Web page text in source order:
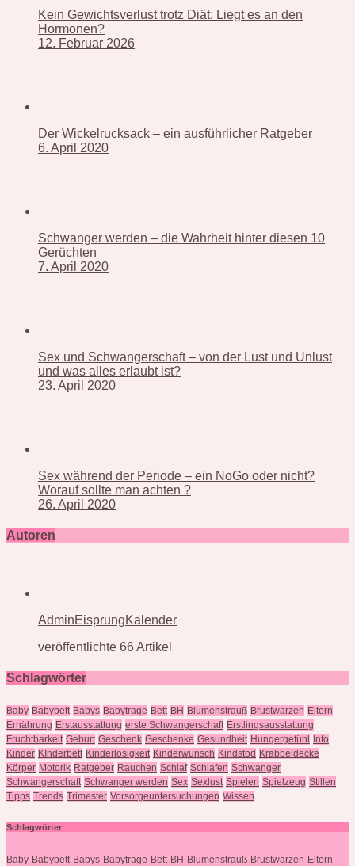
Kein Gewichtsverlust trotz Diät: Liegt es an den
Hormonen?
12. Februar 2026
Der Wickelrucksack – ein ausführlicher Ratgeber
6. April 2020
Schwanger werden – die Wahrheit hinter diesen 10
Gerüchten
7. April 2020
Sex und Schwangerschaft – von der Lust und Unlust
und was alles erlaubt ist?
23. April 2020
Sex während der Periode – ein NoGo oder nicht?
Worauf sollte man achten ?
26. April 2020
Autoren
AdminEisprungKalender
veröffentlichte 66 Artikel
Schlagwörter
Baby Babybett Babys Babytrage Bett BH Blumenstrauß Brustwarzen Eltern
Ernährung Erstausstattung erste Schwangerschaft Erstlingsausstattung
Fruchtbarkeit Geburt Geschenk Geschenke Gesundheit Hungergefühl Info
Kinder KInderbett Kinderlosigkeit Kinderwunsch Kindstod Krabbeldecke
Körper Motorik Ratgeber Rauchen Schlaf Schlafen Schwanger
Schwangerschaft Schwanger werden Sex Sexlust Spielen Spielzeug Stillen
Tipps Trends Trimester Vorsorgeuntersuchungen Wissen
Schlagwörter
Baby Babybett Babys Babytrage Bett BH Blumenstrauß Brustwarzen Eltern